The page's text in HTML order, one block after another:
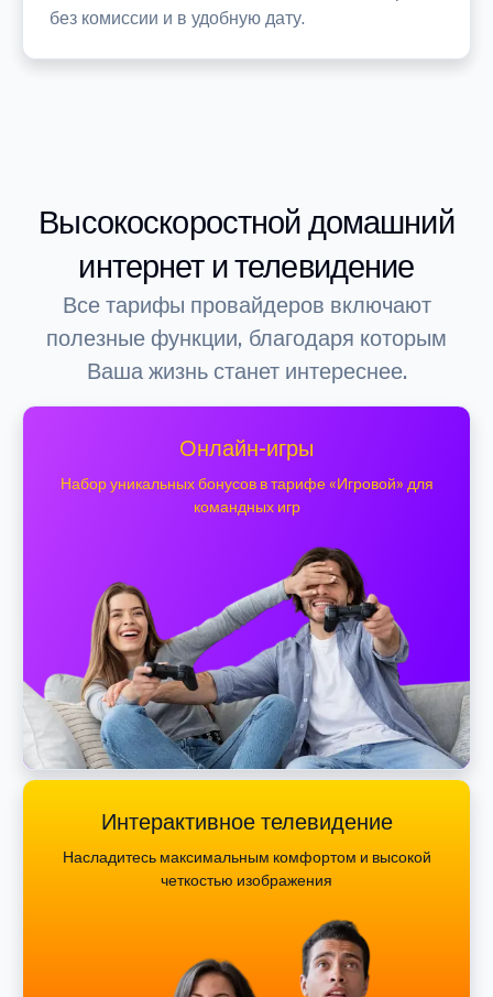
без комиссии и в удобную дату.
Высокоскоростной домашний
интернет и телевидение
Все тарифы провайдеров включают
полезные функции, благодаря которым
Ваша жизнь станет интереснее.
Онлайн-игры
Набор уникальных бонусов в тарифе «Игровой» для
командных игр
Интерактивное телевидение
Насладитесь максимальным комфортом и высокой
четкостью изображения